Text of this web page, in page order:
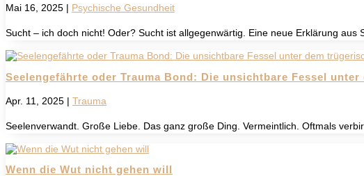
Mai 16, 2025 | Psychische Gesundheit
Sucht – ich doch nicht! Oder? Sucht ist allgegenwärtig. Eine neue Erklärung aus
Seelengefährte oder Trauma Bond: Die unsichtbare Fessel
Apr. 11, 2025 | Trauma
Seelenverwandt. Große Liebe. Das ganz große Ding. Vermeintlich. Oftmals
Wenn die Wut nicht gehen will